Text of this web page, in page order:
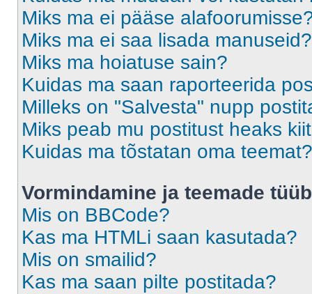
Miks ma ei pääse
Miks ma ei saa lisada manuseid?
Miks ma hoiatuse sain?
Kuidas ma saan raporteerida
Milleks on "Salvesta" nupp
Miks peab mu postitust heaks
Kuidas ma tõstatan oma teemat?
Vormindamine ja teemade
Mis on BBCode?
Kas ma HTMLi saan kasutada?
Mis on smailid?
Kas ma saan pilte postitada?